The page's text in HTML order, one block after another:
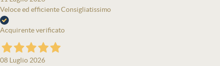
Veloce ed efficiente Consigliatissimo
Acquirente verificato
08 Luglio 2026